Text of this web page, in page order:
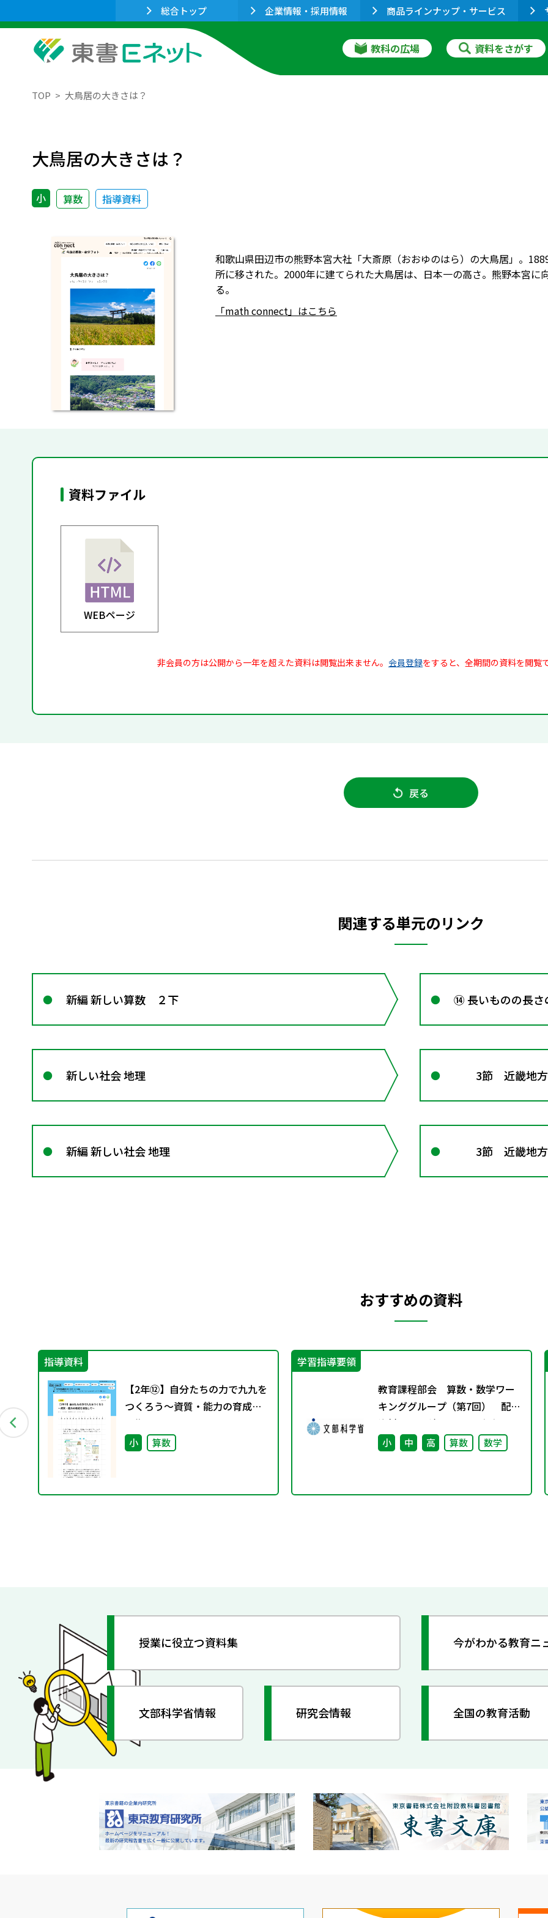
総合トップ 企業情報・採用情報 商品ラインナップ・サービス
教科の広場 資料をさがす
TOP 大鳥居の大きさは？
大鳥居の大きさは？
小 算数 指導資料
和歌山県田辺市の熊野本宮大社「大斎原（おおゆのはら）の大鳥居」。
所に移された。2000年に建てられた大鳥居は、日本一の高さ。熊野本宮
る。
「math connect」はこちら
資料ファイル
WEBページ
非会員の方は公開から一年を超えた資料は閲覧出来ません。 会員登録をすると、全期間の資料を閲覧
戻る
関連する単元のリンク
新編 新しい算数 ２下 ⑭ 長いものの長さ
新しい社会 地理 3節 近畿地方
新編 新しい社会 地理 3節 近畿地方
おすすめの資料
付
指導資料
【2年⑫】自分たちの力で九九を
つくろう～資質・能力の育成を
目指して～
小 算数
学習指導要領
教育課程部会 算数・数学ワー
キンググループ（第7回） 配付
資料 ※理科ワーキンググルー
プ（第6回）と合同開催
小 中 高 算数 数学
授業に役立つ資料集 今がわかる教育ニ
文部科学省情報 研究会情報 全国の教育活動